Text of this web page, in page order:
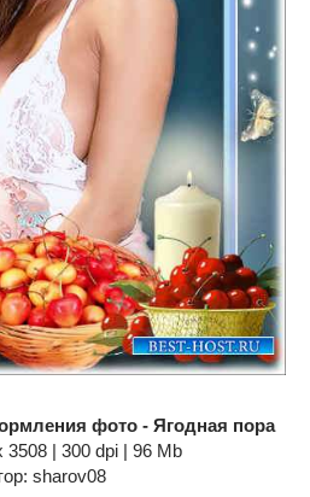
фото - Ягодная пора
3508 | 300 dpi | 96 Mb
sharov08